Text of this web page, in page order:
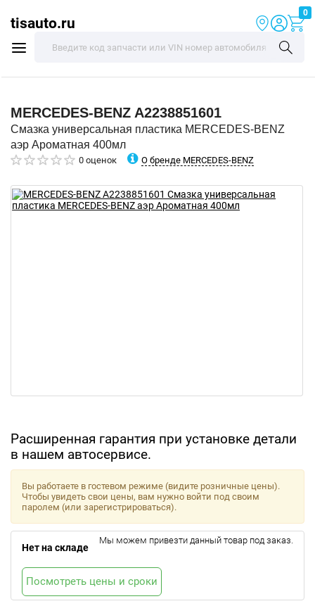
tisauto.ru
0
MERCEDES-BENZ A2238851601
Смазка универсальная пластика MERCEDES-BENZ
аэр Ароматная 400мл
0 оценок О бренде MERCEDES-BENZ
Расширенная гарантия при установке детали
в нашем автосервисе.
Вы работаете в гостевом режиме (видите розничные цены).
Чтобы увидеть свои цены, вам нужно войти под своим
паролем (или зарегистрироваться).
Нет на складе
Мы можем привезти данный товар под заказ.
Посмотреть цены и сроки